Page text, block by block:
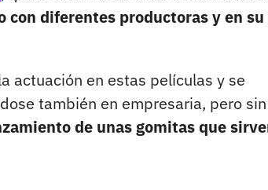
con diferentes productoras y en su
actuación en estas películas y se
también en empresaria, pero
de unas gomitas que